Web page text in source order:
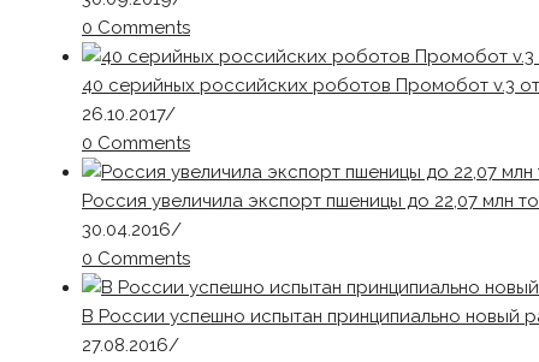
0 Comments
40 серийных российских роботов Промобот v.3
26.10.2017/
0 Comments
Россия увеличила экспорт пшеницы до 22,07 млн
30.04.2016/
0 Comments
В России успешно испытан принципиально новый
27.08.2016/